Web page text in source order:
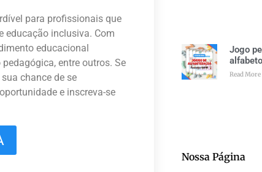
para profissionais que
educação inclusiva. Com
educacional
entre outros. Se
chance de se
e inscreva-se
Jogo
Read More
Nossa Página